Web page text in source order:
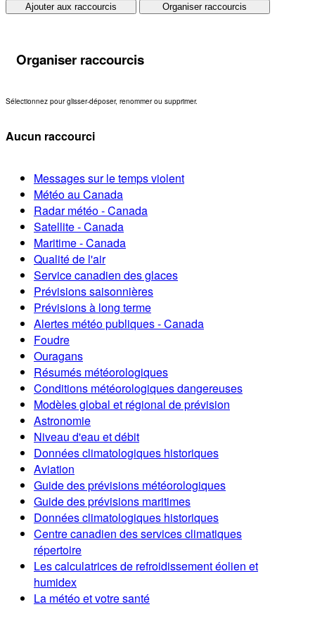
Ajouter aux raccourcis Organiser raccourcis
Organiser raccourcis
Sélectionnez pour glisser-déposer, renommer ou supprimer.
Aucun raccourci
Messages sur le temps violent
Météo au Canada
Radar météo - Canada
Satellite - Canada
Maritime - Canada
Qualité de l'air
Service canadien des glaces
Prévisions saisonnières
Prévisions à long terme
Alertes météo publiques - Canada
Foudre
Ouragans
Résumés météorologiques
Conditions météorologiques dangereuses
Modèles global et régional de prévision
Astronomie
Niveau d'eau et débit
Données climatologiques historiques
Aviation
Guide des prévisions météorologiques
Guide des prévisions maritimes
Données climatologiques historiques
Centre canadien des services climatiques
répertoire
Les calculatrices de refroidissement éolien et
humidex
La météo et votre santé